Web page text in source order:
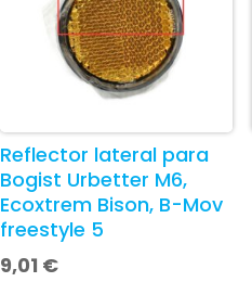
Reflector lateral para
Bogist Urbetter M6,
Ecoxtrem Bison, B-Mov
freestyle 5
9,01 €